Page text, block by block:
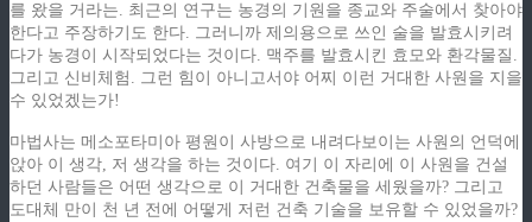
를 왔을 거라는. 최근의 연구는 농경의 기원을 종교와 주술에서 찾아야
한다고 주장하기도 한다. 그러니까 제의용으로 쓰인 술을 발효시키려
다가 농경이 시작되었다는 것이다. 맥주를 발효시킨 효모와 환각물질.
그리고 신비체험. 그런 힘이 아니고서야 어찌 이런 거대한 사원을 지을
수 있었겠는가!
마법사는 메소포타미아 평원이 사방으로 내려다보이는 사원의 언덕에
앉아 이 생각, 저 생각을 하는 것이다. 여기 이 자리에 이 사원을 건설
하던 사람들은 어떤 생각으로 이 거대한 건축물을 세웠을까? 그리고
도대체 만이 천 년 전에 어떻게 저런 건축 기술을 보유할 수 있었을까?